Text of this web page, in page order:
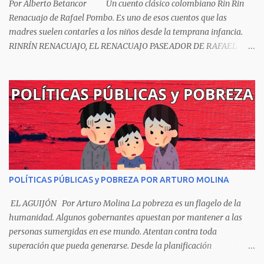
Por Alberto Betancor Un cuento clásico colombiano Rin Rin
Renacuajo de Rafael Pombo. Es uno de esos cuentos que las
madres suelen contarles a los niños desde la temprana infancia.
RINRÍN RENACUAJO, EL RENACUAJO PASEADOR DE RAFAEL
Sombrero encintado y chupa de boda. -¡Muchacho, no salgas!- le
grita mamá pero él hace un gesto y orondo se va. Halló en el
camino, a un ratón vecino Y le dijo: -¡amigo!- venga usted conmigo,
Visitemos juntos a doña ratona Y habrá francachela y habrá
comilona. A poco llegaron, y avanza ratón, Estírase el cuello, coge
el aldabón, Da dos o tres golpes, preguntan: ¿quién es? -Yo doña
ratona, beso a usted los pies ¿Está usted en casa? -Sí señor sí estoy,
y celebro mucho ver a ustedes hoy; estaba en mi oficio, hilando
algodón, pero eso no importa; bienvenidos son. Se hicieron la
venia, se dieron la mano, Y dice Rat...
POLÍTICAS PÚBLICAS y POBREZA POR ARTURO MOLINA
EL AGUIJÓN Por Arturo Molina La pobreza es un flagelo de la
humanidad. Algunos gobernantes apuestan por mantener a las
personas sumergidas en ese mundo. Atentan contra toda
superación que pueda generarse. Desde la planificación